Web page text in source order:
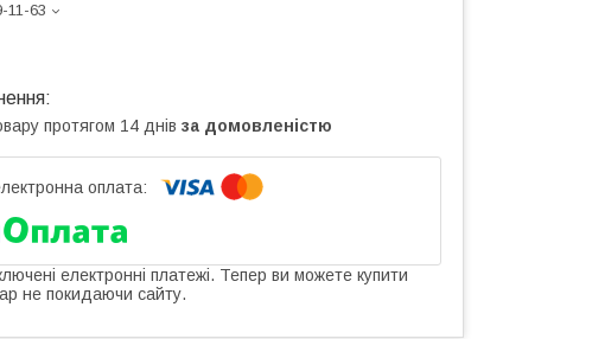
11-63
протягом 14 днів за домовленістю
електронні платежі. Тепер ви можете купити
не покидаючи сайту.